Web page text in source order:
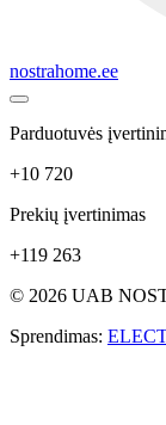
nostrahome.ee
Parduotuvės
+10 720
Prekių įvertinimas
+119 263
© 2026 UAB
Sprendimas: